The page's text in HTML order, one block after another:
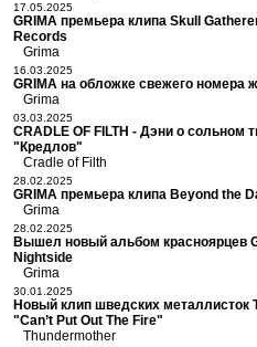
17.05.2025
GRIMA премьера клипа Skull
Records
Grima
16.03.2025
GRIMA на обложке свежего номера
Grima
03.03.2025
CRADLE OF FILTH - Дэни о сольном
"Кредлов"
Cradle of Filth
28.02.2025
GRIMA премьера клипа Beyond the
Grima
28.02.2025
Вышел новый альбом красноярцев
Nightside
Grima
30.01.2025
Новый клип шведских металлисток
"Can’t Put Out The Fire"
Thundermother